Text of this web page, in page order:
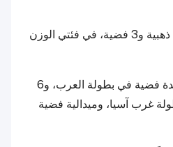
حصد فارس 15 ميدالية: 12 ذهبية و3 فضية، في فئتي الوزن
نال 6 ميداليات ذهبية وواحدة فضية في بطولة العرب، و6
غرب آسيا، وميدالية فضية